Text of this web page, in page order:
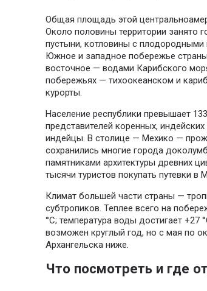
Общая площадь этой
Около половины территории занято
пустыни, котловины с
Южное и западное побережье
восточное — водами Карибского
побережьях — тихоокеанском и
курорты.
Население республики превышает
представителей коренных,
индейцы. В столице — Мехико —
сохранились многие города
памятниками архитектуры древних
тысячи туристов покупать путевки в
Климат большей части страны —
субтропиков. Теплее всего на
°C; температура воды достигает
возможен круглый год, но с мая по
Архангельска ниже.
Что посмотреть и где